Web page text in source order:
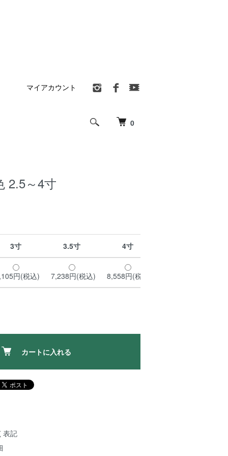
0
マイアカウント
2.5～4寸
3寸 3.5寸 4寸
円(税込) 7,238円(税込) 8,558円(税込)
カートに入れる
表記